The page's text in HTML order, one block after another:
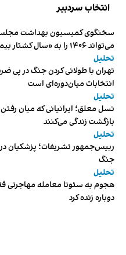
انتخاب سردبیر
سخنگوی کمیسیون بهداشت
می‌تواند ۱۴۰۶ را به «سال کشتار بیماران» تبدیل کند
تحلیل
تهران با طولانی کردن جنگ در پی
انتخابات میان‌دوره‌ای است
تحلیل
نسل معلق؛ ایرانیانی که میان
بازگشت زندگی می‌کنند
تحلیل
رییس‌جمهور تشریفات؛ پزشکیان
جنگ
تحلیل
هجوم به سئوتا معامله مهاجرتی
دوباره زنده کرد